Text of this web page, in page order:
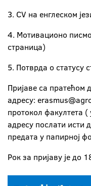
3. CV на енглеском
4. Мотивационо
страница)
5. Потврда о статусу
Пријаве са пратећом
адресу:
протокол факултета (
адресу послати исти
предата у папирној
Рок за пријаву је до